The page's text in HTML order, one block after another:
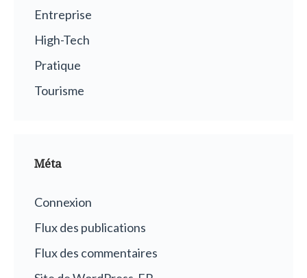
Entreprise
High-Tech
Pratique
Tourisme
Méta
Connexion
Flux des publications
Flux des commentaires